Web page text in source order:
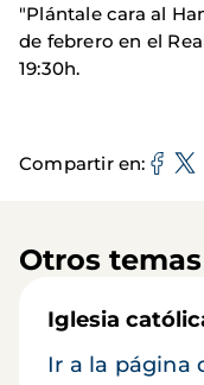
"Plántale cara al
de febrero en el
19:30h.
Compartir en
Otros
Iglesia
Ir a la página